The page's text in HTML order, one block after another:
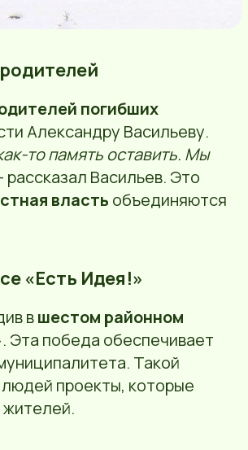
погибших
Александру Васильеву.
то память оставить. Мы
рассказал Васильев. Это
власть объединяются
«Есть Идея!»
вшестом районном
. Эта победа обеспечивает
Такой
проекты, которые